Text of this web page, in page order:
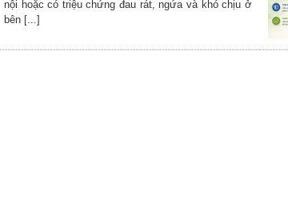
nội hoặc có triệu chứng đau rát, ngứa và khó chịu ở
bên [...]